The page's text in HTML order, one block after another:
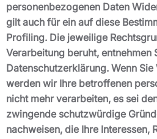
personenbezogenen Daten
gilt auch für ein auf diese
Profiling. Die jeweilige
Verarbeitung beruht, entnehmen
Datenschutzerklärung. Wenn
werden wir Ihre betroffenen
nicht mehr verarbeiten, es sei
zwingende schutzwürdige
nachweisen, die Ihre Interessen,